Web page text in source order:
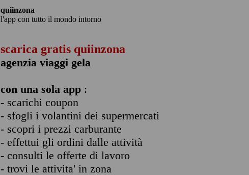
quiinzona
l'app con tutto il mondo intorno
scarica gratis quiinzona
agenzia viaggi gela
con una sola app :
- scarichi coupon
- sfogli i volantini dei supermercati
- scopri i prezzi carburante
- effettui gli ordini dalle attività
- consulti le offerte di lavoro
- trovi le attivita' in zona